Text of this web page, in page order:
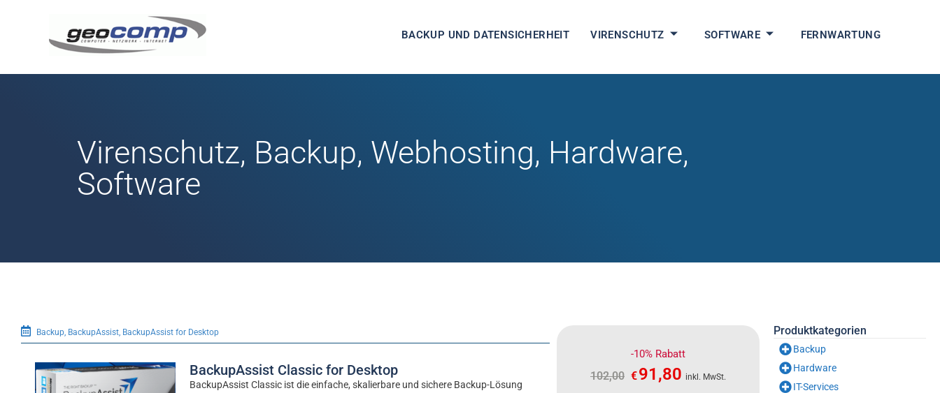
BACKUP UND DATENSICHERHEIT VIRENSCHUTZ SOFTWARE FERNWARTUNG
Virenschutz, Backup, Webhosting, Hardware,
Software
Backup BackupAssist BackupAssist for Desktop
BackupAssist Classic for Desktop
BackupAssist Classic ist die einfache, skalierbare und sichere Backup-Lösung
-10% Rabatt
102,00 €91,80 inkl. MwSt.
Produktkategorien
Backup
Hardware
IT-Services